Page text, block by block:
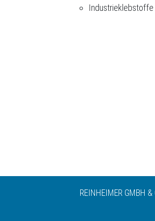
Industrieklebstoffe
REINHEIMER